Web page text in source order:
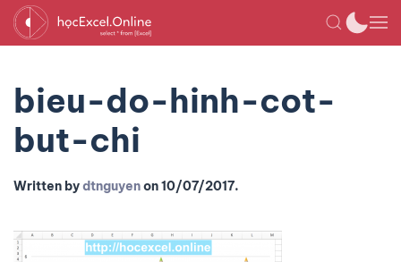
bieu-do-hinh-cot-
but-chi
Written bydtnguyenon10/07/2017.